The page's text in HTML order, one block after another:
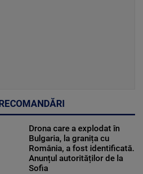
RECOMANDĂRI
Drona care a explodat în
Bulgaria, la granița cu
România, a fost identificată.
Anunțul autorităților de la
Sofia